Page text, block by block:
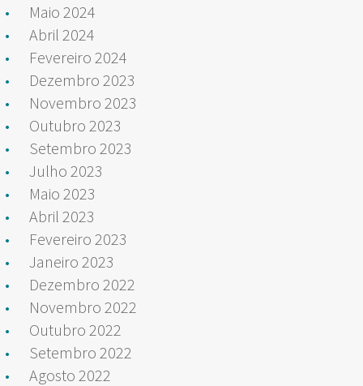
Maio 2024
Abril 2024
Fevereiro 2024
Dezembro 2023
Novembro 2023
Outubro 2023
Setembro 2023
Julho 2023
Maio 2023
Abril 2023
Fevereiro 2023
Janeiro 2023
Dezembro 2022
Novembro 2022
Outubro 2022
Setembro 2022
Agosto 2022